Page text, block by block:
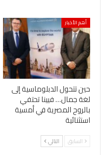
أهم الأخبار
حين تتحول الدبلوماسية إلى
لغة جمال… فيينا تحتفي
بالروح المصرية في أمسية
استثنائية
السابق التالي